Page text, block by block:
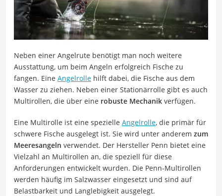
Neben einer Angelrute benötigt man noch weitere
Ausstattung, um beim Angeln erfolgreich Fische zu
fangen. Eine Angelrolle hilft dabei, die Fische aus dem
Wasser zu ziehen. Neben einer Stationärrolle gibt es auch
Multirollen, die über eine robuste Mechanik verfügen.
Eine Multirolle ist eine spezielle Angelrolle, die primär für
schwere Fische ausgelegt ist. Sie wird unter anderem zum
Meeresangeln verwendet. Der Hersteller Penn bietet eine
Vielzahl an Multirollen an, die speziell für diese
Anforderungen entwickelt wurden. Die Penn-Multirollen
werden häufig im Salzwasser eingesetzt und sind auf
Belastbarkeit und Langlebigkeit ausgelegt.